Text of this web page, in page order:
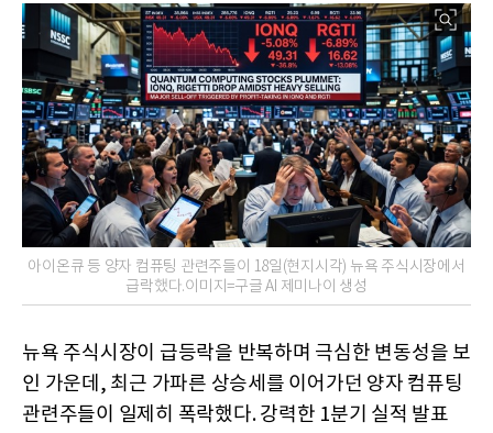
아이온큐 등 양자 컴퓨팅 관련주들이 18일(현지시각) 뉴욕 주식시장에서
급락했다.이미지=구글 AI 제미나이 생성
뉴욕 주식시장이 급등락을 반복하며 극심한 변동성을 보
인 가운데, 최근 가파른 상승세를 이어가던 양자 컴퓨팅
관련주들이 일제히 폭락했다. 강력한 1분기 실적 발표